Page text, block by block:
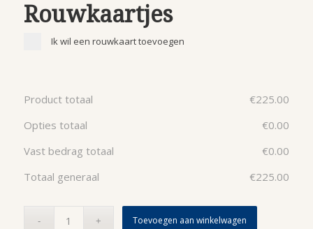
Rouwkaartjes
Ik wil een rouwkaart toevoegen
Product totaal €225.00
Opties totaal
€0.00
Vast bedrag totaal
€0.00
Totaal generaal
€225.00
Toevoegen aan winkelwagen